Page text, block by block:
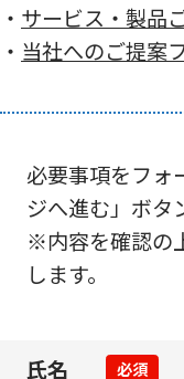
・ サービス・製品
・ 当社へのご提案
必要事項をフォ
ジへ進む」ボタ
※内容を確認の
します。
氏名 必須